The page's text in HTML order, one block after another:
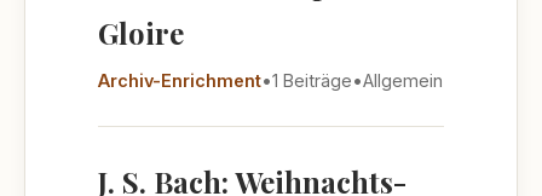
Gloire
Archiv-Enrichment•1 Beiträge•Allgemein
J. S. Bach: Weihnachts-